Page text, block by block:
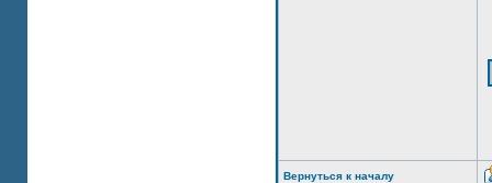
Вернуться к началу